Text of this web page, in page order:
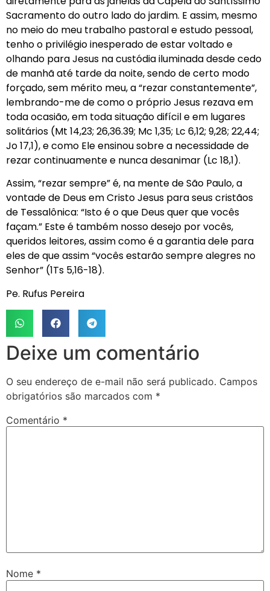
Sacramento do outro lado do jardim. E assim, mesmo
no meio do meu trabalho pastoral e estudo pessoal,
tenho o privilégio inesperado de estar voltado e
olhando para Jesus na custódia iluminada desde cedo
de manhã até tarde da noite, sendo de certo modo
forçado, sem mérito meu, a “rezar constantemente”,
lembrando-me de como o próprio Jesus rezava em
toda ocasião, em toda situação difícil e em lugares
solitários (Mt 14,23; 26,36.39; Mc 1,35; Lc 6,12; 9,28; 22,44;
Jo 17,1), e como Ele ensinou sobre a necessidade de
rezar continuamente e nunca desanimar (Lc 18,1).
Assim, “rezar sempre” é, na mente de São Paulo, a
vontade de Deus em Cristo Jesus para seus cristãos
de Tessalônica: “Isto é o que Deus quer que vocês
façam.” Este é também nosso desejo por vocês,
queridos leitores, assim como é a garantia dele para
eles de que assim “vocês estarão sempre alegres no
Senhor” (1Ts 5,16-18).
Pe. Rufus Pereira
Deixe um comentário
O seu endereço de e-mail não será publicado. Campos
obrigatórios são marcados com *
Comentário *
Nome *